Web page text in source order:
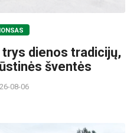
dienos tradicijų,
šventės
08-06